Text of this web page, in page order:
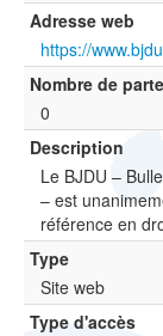
Recherche
avancée
EN
ES
?
Adresse web
https://
Nombre de
0
Description
Le BJDU –
– est
référence en
Type
Site web
Type d'accès